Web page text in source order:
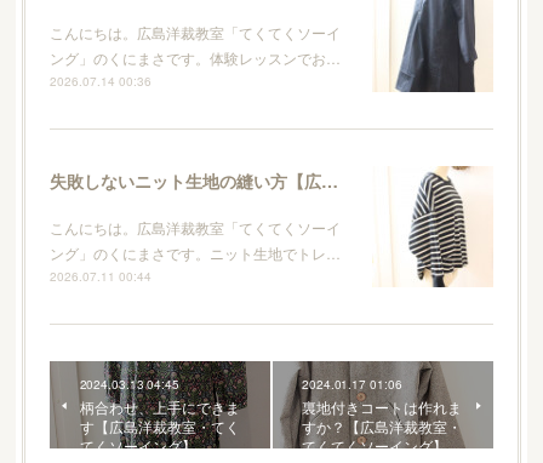
こんにちは。広島洋裁教室「てくてくソーイ
ング」のくにまさです。体験レッスンでお…
2026.07.14 00:36
失敗しないニット生地の縫い方【広島洋裁教室・てくてくソーイング】
こんにちは。広島洋裁教室「てくてくソーイ
ング」のくにまさです。ニット生地でトレ…
2026.07.11 00:44
2024.03.13 04:45
柄合わせ、上手にできま
す【広島洋裁教室・てく
てくソーイング】
2024.01.17 01:06
裏地付きコートは作れま
すか？【広島洋裁教室・
てくてくソーイング】